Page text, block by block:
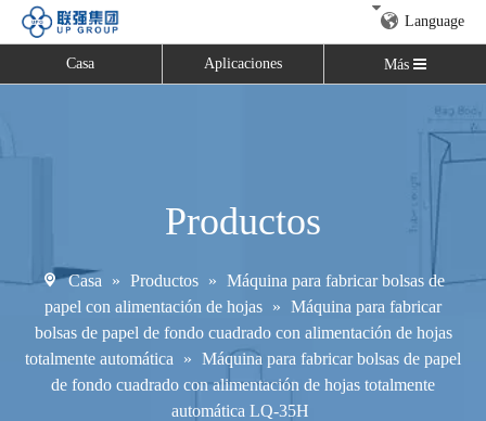
Language
Casa Aplicaciones Más
Productos
Casa » Productos » Máquina para fabricar bolsas de
papel con alimentación de hojas » Máquina para fabricar
bolsas de papel de fondo cuadrado con alimentación de hojas
totalmente automática
» Máquina para fabricar bolsas de papel
de fondo cuadrado con alimentación de hojas totalmente
automática LQ-35H